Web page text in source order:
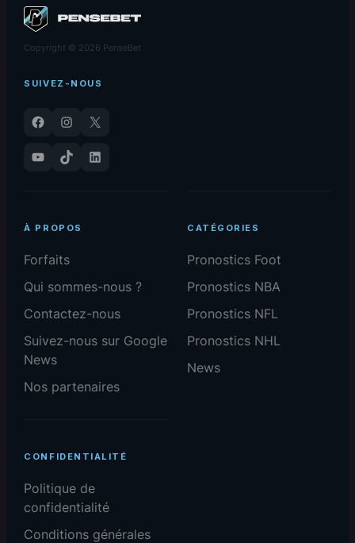
Copyright © 2026 PenseBet
SUIVEZ-NOUS
Facebook Instagram
X
YouTube
TikTok LinkedIn
À PROPOS
Forfaits
Qui sommes-nous ?
Contactez-nous
Suivez-nous sur Google
News
Nos partenaires
CATÉGORIES
Pronostics Foot
Pronostics NBA
Pronostics NFL
Pronostics NHL
News
CONFIDENTIALITÉ
Politique de
confidentialité
Conditions générales